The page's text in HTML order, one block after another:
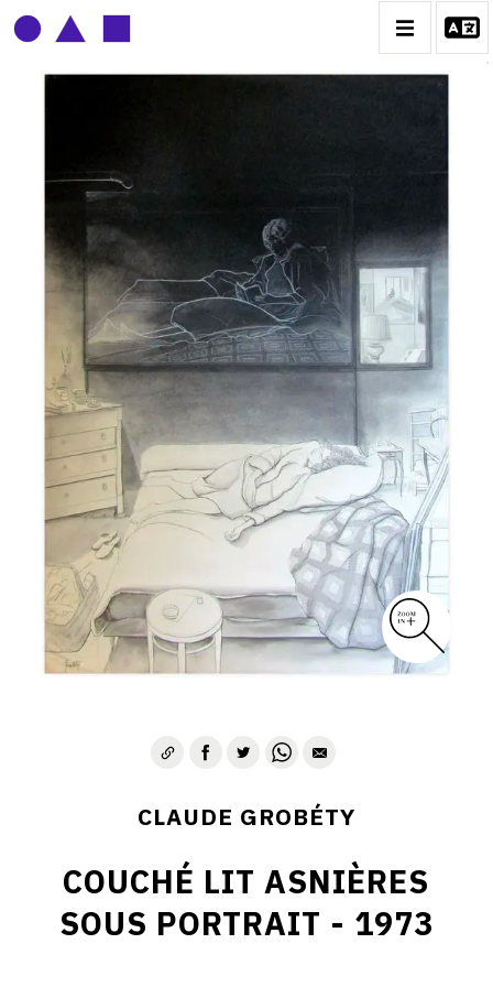
CLAUDE GROBÉTY
BIOGRAPHIE
CATALOGUE DES OEUVRES
CONTACT
CLAUDE GROBÉTY
COUCHÉ LIT ASNIÈRES
SOUS PORTRAIT - 1973